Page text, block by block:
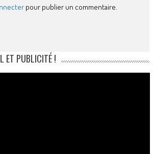
pour publier un commentaire.
ET PUBLICITÉ !